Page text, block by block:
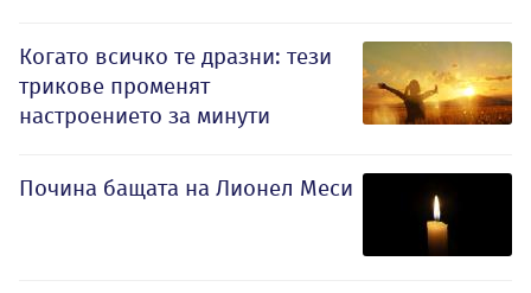
Когато всичко те дразни: тези
трикове променят
настроението за минути
Почина бащата на Лионел Меси